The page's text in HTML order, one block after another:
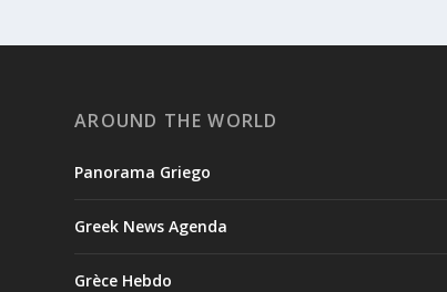
AROUND THE WORLD
Panorama Griego
Greek News Agenda
Grèce Hebdo